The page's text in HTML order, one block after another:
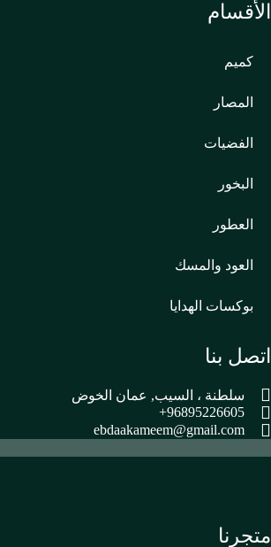
الأقسام
كميم
المصار
الفضيات
البخور
العطور
العود والمسك
بوكسات الهدايا
اتصل بنا
سلطنة ، السيب, عمان الخوض
96895226605+
ebdaakameem@gmail.com
متجرنا